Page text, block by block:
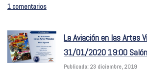
1 comentarios
La Aviación en las Artes
31/01/2020 19:00 Salón
Publicado: 23 diciembre, 2019